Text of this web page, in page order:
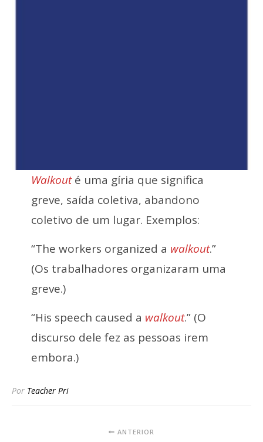
Walkouté uma gíria que significa
greve, saída coletiva, abandono
coletivo de um lugar. Exemplos:
“The workers organized a walkout.”
(Os trabalhadores organizaram uma
greve.)
“His speech caused a walkout.” (O
discurso dele fez as pessoas irem
embora.)
Por Teacher Pri
ANTERIOR